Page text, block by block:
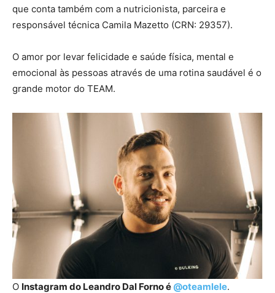
que conta também com a nutricionista, parceira e
responsável técnica Camila Mazetto (CRN: 29357).
O amor por levar felicidade e saúde física, mental e
emocional às pessoas através de uma rotina saudável é o
grande motor do TEAM.
O Instagram do Leandro Dal Forno é @oteamlele.